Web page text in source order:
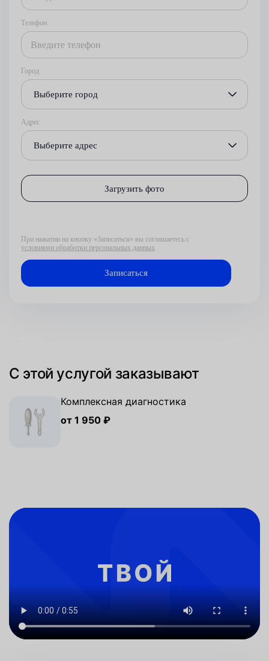
Телефон
Город
Выберите город
Адрес
Выберите адрес
Загрузить фото
При нажатии на кнопку «Записаться» вы соглашаетесь с
условиями обработки персональных данных
С этой услугой заказывают
Комплексная диагностика
от 1 950 ₽